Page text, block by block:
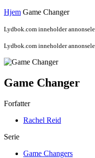
Hjem Game Changer
Lydbok.com inneholder
Lydbok.com inneholder
Game Changer
Forfatter
Rachel Reid
Serie
Game Changers